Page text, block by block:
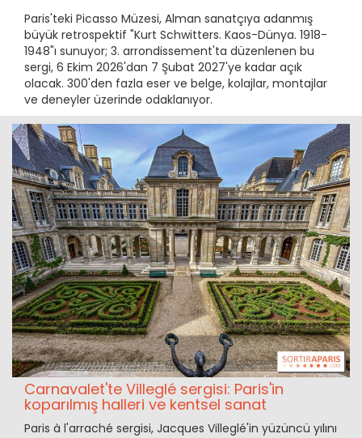
Paris'teki Picasso Müzesi, Alman sanatçıya adanmış
büyük retrospektif "Kurt Schwitters. Kaos-Dünya. 1918-
1948"ı sunuyor; 3. arrondissement'ta düzenlenen bu
sergi, 6 Ekim 2026'dan 7 Şubat 2027'ye kadar açık
olacak. 300'den fazla eser ve belge, kolajlar, montajlar
ve deneyler üzerinde odaklanıyor.
Carnavalet'te Villeglé sergisi: Paris'in
koparılmış halleri ve kentsel sanat
Paris à l'arraché sergisi, Jacques Villeglé'in yüzüncü yılını